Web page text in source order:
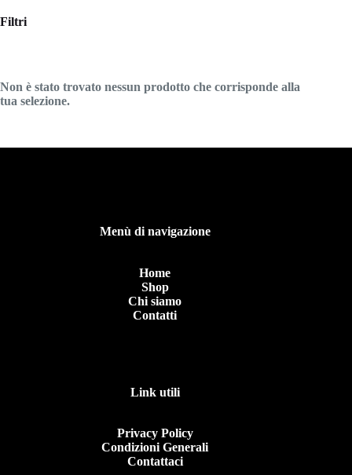
Non è stato trovato nessun prodotto che corrisponde alla
tua selezione.
Filtri
Menù di navigazione
Home
Shop
Chi siamo
Contatti
Link utili
Privacy Policy
Condizioni Generali
Contattaci